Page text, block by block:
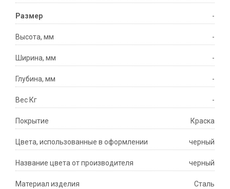
Размер -
Высота, мм -
Ширина, мм -
Глубина, мм -
Вес Кг -
Покрытие Краска
Цвета, использованные в оформлении черный
Название цвета от производителя черный
Материал изделия Сталь